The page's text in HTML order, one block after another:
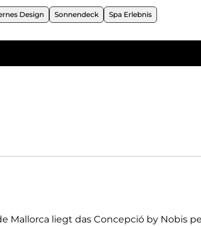
Design Sonnendeck Spa Erlebnis
Mallorca liegt das Concepció by